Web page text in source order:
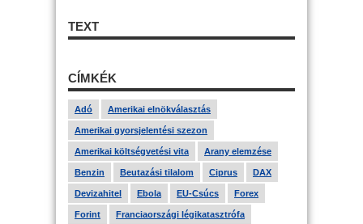
TEXT
CÍMKÉK
Adó Amerikai elnökválasztás
Amerikai gyorsjelentési szezon
Amerikai költségvetési vita Arany elemzése
Benzin Beutazási tilalom Ciprus DAX
Devizahitel Ebola EU-Csúcs Forex
Forint Franciaországi légikatasztrófa